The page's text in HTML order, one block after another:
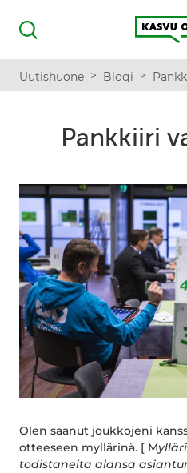
Haku
Kasvu Open
Uutishuone > Blogi >
Pankkiiri
Olen saanut joukkojeni
otteeseen myllärinä. [ M
todistaneita alansa